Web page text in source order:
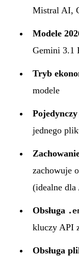
Mistral AI,
Modele
Gemini 3.1
Tryb
modele
jednego
zachowuje
(idealne
Obsługa
kluczy API
Obsługa